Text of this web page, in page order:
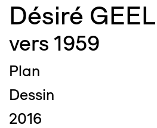
Désiré
vers 1959
Plan
Dessin
2016